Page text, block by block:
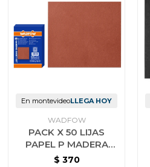
En montevideoLLEGA HOY
WADFOW
PACK X 50 LIJAS
PAPEL P MADERA
GRANO 240
$ 370